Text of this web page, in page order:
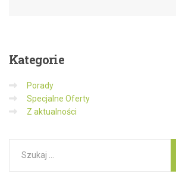
Kategorie
Porady
Specjalne Oferty
Z aktualności